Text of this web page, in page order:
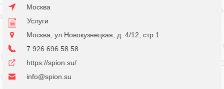
Москва
Услуги
Москва, ул Новокузнецкая, д. 4/12, стр.1
7 926 696 58 58
https://spion.su/
info@spion.su